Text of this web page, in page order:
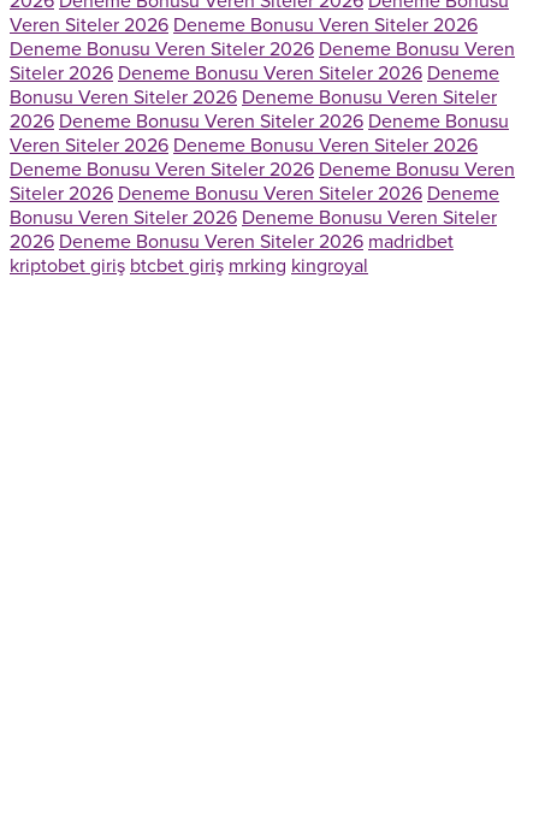
Veren Siteler 2026 Deneme Bonusu Veren Siteler 2026
Deneme Bonusu Veren Siteler 2026 Deneme Bonusu Veren
Siteler 2026 Deneme Bonusu Veren Siteler 2026 Deneme
Bonusu Veren Siteler 2026 Deneme Bonusu Veren Siteler
2026 Deneme Bonusu Veren Siteler 2026 Deneme Bonusu
Veren Siteler 2026 Deneme Bonusu Veren Siteler 2026
Deneme Bonusu Veren Siteler 2026 Deneme Bonusu Veren
Siteler 2026 Deneme Bonusu Veren Siteler 2026 Deneme
Bonusu Veren Siteler 2026 Deneme Bonusu Veren Siteler
2026 Deneme Bonusu Veren Siteler 2026 madridbet
kriptobet giriş btcbet giriş mrking kingroyal